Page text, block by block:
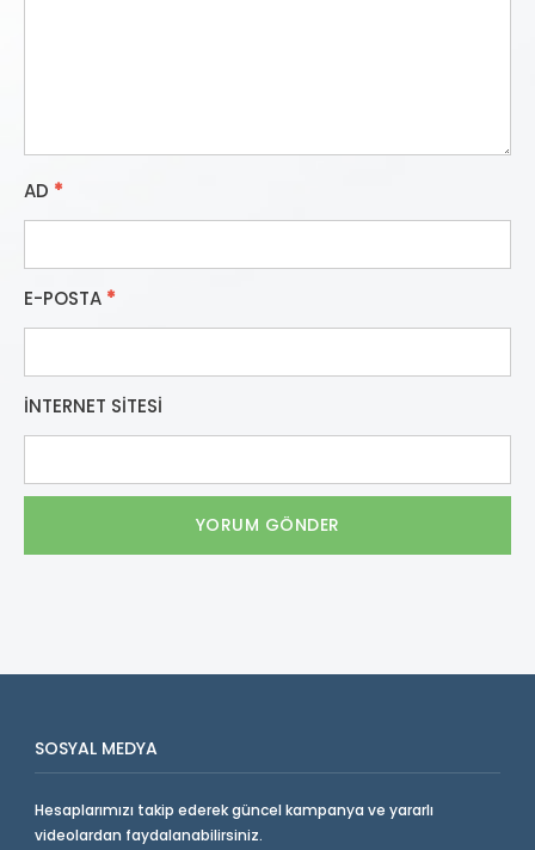
AD *
E-POSTA *
İNTERNET SITESI
SOSYAL MEDYA
Hesaplarımızı takip ederek güncel kampanya ve yararlı
videolardan faydalanabilirsiniz.